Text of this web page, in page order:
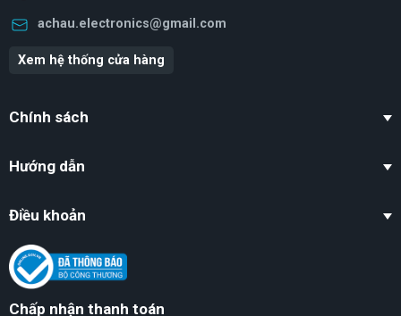
achau.electronics@gmail.com
Xem hệ thống cửa hàng
Chính sách
Hướng dẫn
Điều khoản
Chấp nhận thanh toán